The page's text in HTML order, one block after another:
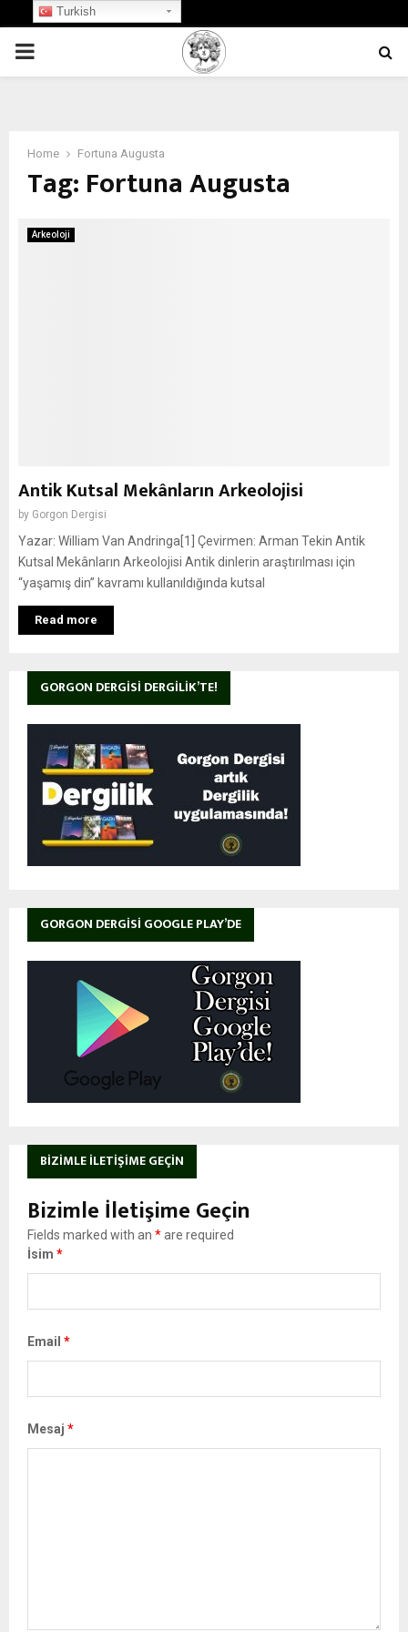
PRIMARY
Home Fortuna Augusta
Tag: Fortuna Augusta
Arkeoloji
Antik Kutsal Mekânların Arkeolojisi
by Gorgon Dergisi
Yazar: William Van Andringa[1] Çevirmen: Arman Tekin Antik
Kutsal Mekânların Arkeolojisi Antik dinlerin araştırılması için
“yaşamış din” kavramı kullanıldığında kutsal
Read more
GORGON DERGISI DERGILIK’TE!
GORGON DERGISI GOOGLE PLAY’DE
BIZIMLE İLETIŞIME GEÇIN
Bizimle İletişime Geçin
Fields marked with an *are required
İsim *
Email *
Mesaj *
Turkish